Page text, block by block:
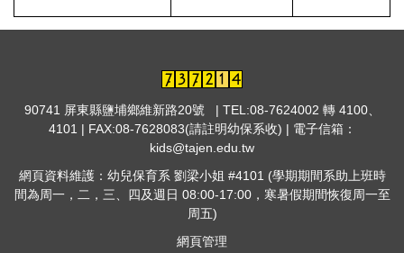
90741 屏東縣鹽埔鄉維新路20號 | TEL:08-7624002 轉 4100、
4101 | FAX:08-7628083(請註明幼保系收) | 電子信箱：
kids@tajen.edu.tw
網頁資料維護：幼兒保育系 劉梁小姐 #4101 (學期期間系助上班時
間為周一，二，三、四及週日 08:00-17:00，寒暑假期間恢復周一至
周五)
網頁管理